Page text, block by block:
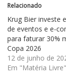
Relacionado
Krug Bier investe
de eventos e e-
para faturar 30%
Copa 2026
12 de junho de
Em "Matéria Livre"